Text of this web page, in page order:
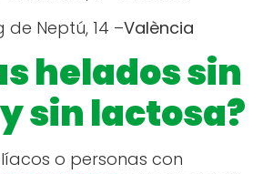
de Neptú, 14 –València
helados sin
sin lactosa?
o personas con